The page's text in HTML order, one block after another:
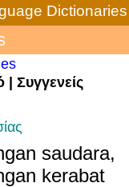
Dictionaries
| Συγγενείς
saudara,
kerabat